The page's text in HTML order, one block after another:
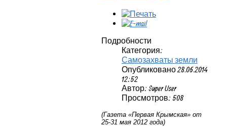
Подробности
Категория:
Самозахваты земли
Опубликовано 28.06.2014
12:52
Автор: Super User
Просмотров: 508
(Газета «Первая Крымская» от
25-31 мая 2012 года)